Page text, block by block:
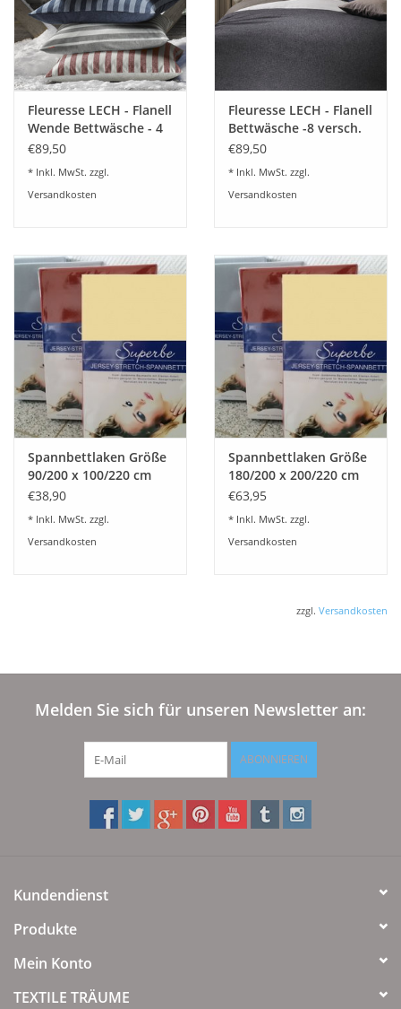
Gerne beraten wir Sie dazu
07322-919376
Fleuresse LECH - Flanell
Wende Bettwäsche - 4
Farben 603871
€89,50
* Inkl. MwSt. zzgl.
Versandkosten
Fleuresse LECH - Flanell
Bettwäsche -8 versch.
Unifarben 603089
€89,50
* Inkl. MwSt. zzgl.
Versandkosten
Spannbettlaken Größe
90/200 x 100/220 cm
Jersey Stretch - Kirsten
30 cm Höhe,
Boxspring- und
€38,90
* Inkl. MwSt. zzgl.
Versandkosten
Spannbettlaken Größe
180/200 x 200/220 cm
Jersey Stretch - Kirsten
30 cm Höhe,
Boxspring- und
€63,95
* Inkl. MwSt. zzgl.
Versandkosten
zzgl. Versandkosten
Melden Sie sich für unseren Newsletter an:
ABONNIEREN
Kundendienst
Produkte
Mein Konto
TEXTILE TRÄUME